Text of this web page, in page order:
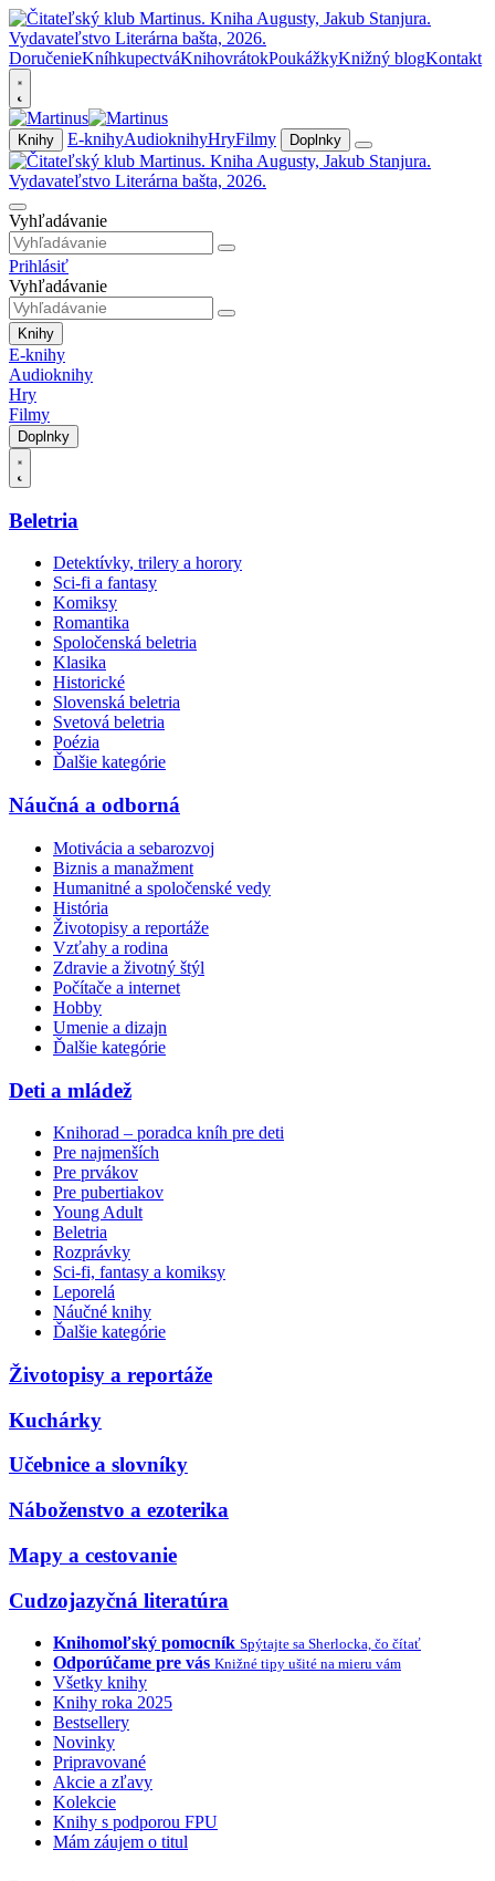
DoručenieKníhkupectváKnihovrátokPoukážkyKnižný blogKontakt
Knihy E-knihyAudioknihyHryFilmy Doplnky
Vyhľadávanie
Prihlásiť
Vyhľadávanie
Knihy
E-knihy
Audioknihy
Hry
Filmy
Doplnky
Beletria
Detektívky, trilery a horory
Sci-fi a fantasy
Komiksy
Romantika
Spoločenská beletria
Klasika
Historické
Slovenská beletria
Svetová beletria
Poézia
Ďalšie kategórie
Náučná a odborná
Motivácia a sebarozvoj
Biznis a manažment
Humanitné a spoločenské vedy
História
Životopisy a reportáže
Vzťahy a rodina
Zdravie a životný štýl
Počítače a internet
Hobby
Umenie a dizajn
Ďalšie kategórie
Deti a mládež
Knihorad – poradca kníh pre deti
Pre najmenších
Pre prvákov
Pre pubertiakov
Young Adult
Beletria
Rozprávky
Sci-fi, fantasy a komiksy
Leporelá
Náučné knihy
Ďalšie kategórie
Životopisy a reportáže
Kuchárky
Učebnice a slovníky
Náboženstvo a ezoterika
Mapy a cestovanie
Cudzojazyčná literatúra
Knihomoľský pomocník Spýtajte sa Sherlocka, čo čítať
Odporúčame pre vás Knižné tipy ušité na mieru vám
Všetky knihy
Knihy roka 2025
Bestsellery
Novinky
Pripravované
Akcie a zľavy
Kolekcie
Knihy s podporou FPU
Mám záujem o titul